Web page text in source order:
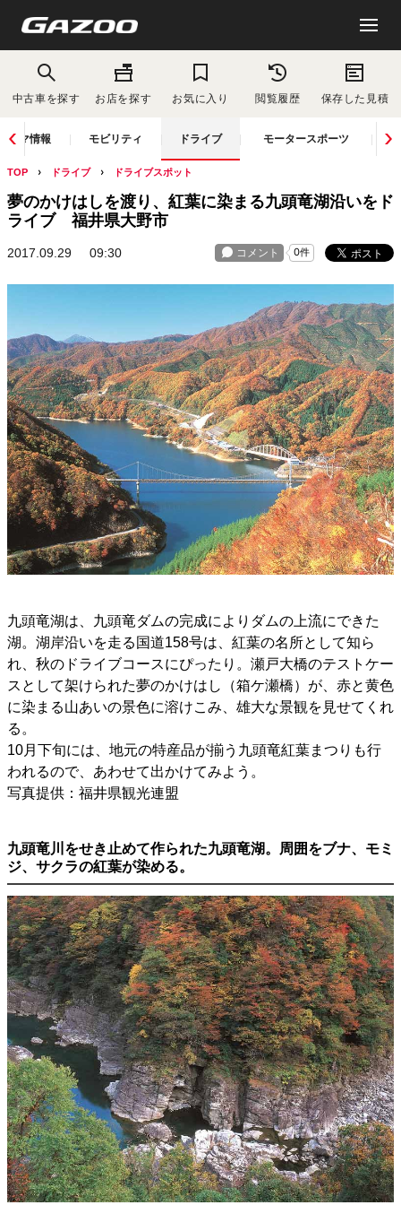
中古車を探す お店を探す お気に入り 閲覧履歴 保存した見積
ルマ情報 モビリティ ドライブ モータースポーツ
TOP ドライブ ドライブスポット
夢のかけはしを渡り、紅葉に染まる九頭竜湖沿いをド
ライブ 福井県大野市
2017.09.29 09:30
九頭竜湖は、九頭竜ダムの完成によりダムの上流にできた
湖。湖岸沿いを走る国道158号は、紅葉の名所として知ら
れ、秋のドライブコースにぴったり。瀬戸大橋のテストケー
スとして架けられた夢のかけはし（箱ケ瀬橋）が、赤と黄色
に染まる山あいの景色に溶けこみ、雄大な景観を見せてくれ
る。
10月下旬には、地元の特産品が揃う九頭竜紅葉まつりも行
われるので、あわせて出かけてみよう。
写真提供：福井県観光連盟
九頭竜川をせき止めて作られた九頭竜湖。周囲をブナ、モミ
ジ、サクラの紅葉が染める。